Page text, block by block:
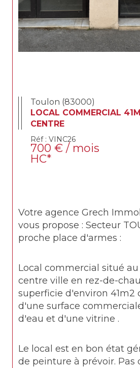
Toulon (83000)
LOCAL COMMERCIAL
CENTRE
Réf : VINC26
700 € / mois
HC*
Votre agence Grech
vous propose : Secteur
proche place d'armes :
Local commercial situé
centre ville en rez-de-
superficie d'environ 41m2
d'une surface
d'eau et d'une vitrine .
Le local est en bon état
de peinture à prévoir. Pas